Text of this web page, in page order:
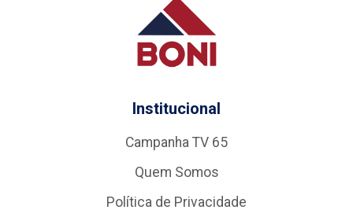
Institucional
Campanha TV 65
Quem Somos
Política de Privacidade